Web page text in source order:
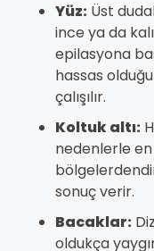
Yüz: Üst
ince ya da
epilasyona
hassas
çalışılır.
Koltuk altı:
nedenlerle
sonuç verir.
Bacaklar:
oldukça